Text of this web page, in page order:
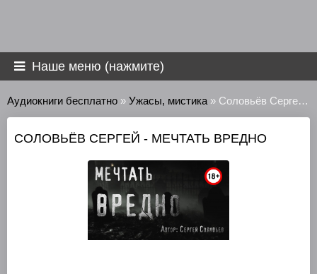
Наше меню (нажмите)
Аудиокниги бесплатно » Ужасы, мистика » Соловьёв Сергей - Мечтать вредно
СОЛОВЬЁВ СЕРГЕЙ - МЕЧТАТЬ ВРЕДНО